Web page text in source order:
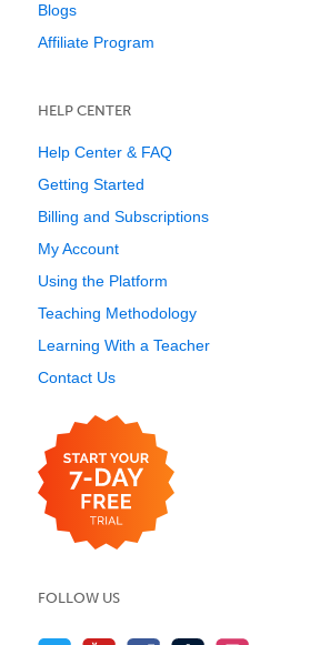
Blogs
Affiliate Program
HELP CENTER
Help Center & FAQ
Getting Started
Billing and Subscriptions
My Account
Using the Platform
Teaching Methodology
Learning With a Teacher
Contact Us
FOLLOW US